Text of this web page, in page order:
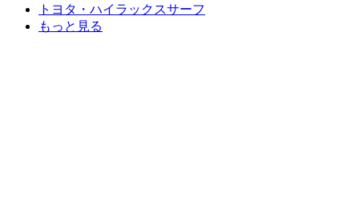
トヨタ・ハイラックスサーフ
もっと見る